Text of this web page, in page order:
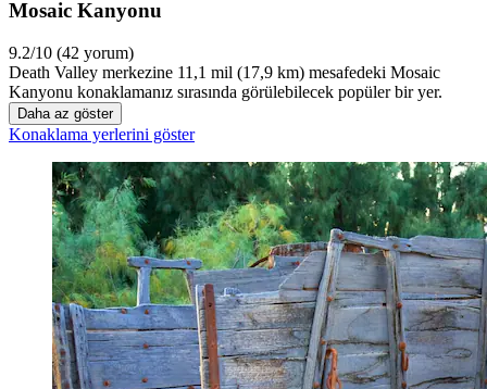
Mosaic Kanyonu
9.2/10 (42 yorum)
Death Valley merkezine 11,1 mil (17,9 km) mesafedeki Mosaic
Kanyonu konaklamanız sırasında görülebilecek popüler bir yer.
Daha az göster
Konaklama yerlerini göster